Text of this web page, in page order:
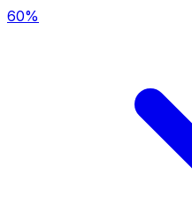
60%